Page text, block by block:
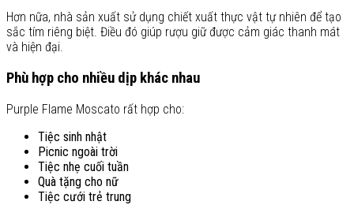
Hơn nữa, nhà sản xuất sử dụng chiết xuất thực vật tự nhiên để tạo
sắc tím riêng biệt. Điều đó giúp rượu giữ được cảm giác thanh mát
và hiện đại.
Phù hợp cho nhiều dịp khác nhau
Purple Flame Moscato rất hợp cho:
Tiệc sinh nhật
Picnic ngoài trời
Tiệc nhẹ cuối tuần
Quà tặng cho nữ
Tiệc cưới trẻ trung